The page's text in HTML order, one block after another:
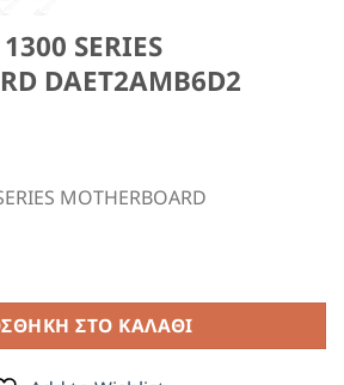
SERIES
DAET2AMB6D2
MOTHERBOARD
ΣΤΟ ΚΑΛΆΘΙ